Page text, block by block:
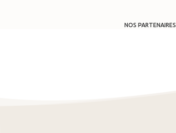
NOS PARTENAIRES